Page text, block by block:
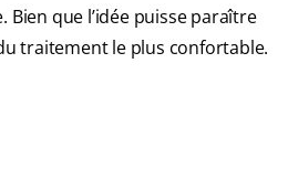
que l’idée puisse paraître
traitement le plus confortable.